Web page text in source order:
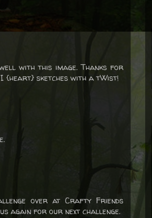
with this image. Thanks for
{heart} sketches with a tWist!
over at Crafty Friends
again for our next challenge.